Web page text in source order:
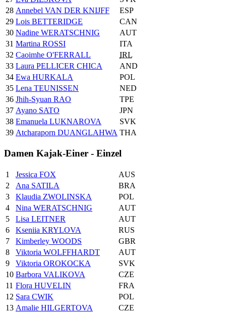
28 Annebel VAN DER KNIJFF
ESP
29 Lois BETTERIDGE
CAN
30 Nadine WERATSCHNIG
AUT
31 Martina ROSSI
ITA
32 Caoimhe O'FERRALL
IRL
33 Laura PELLICER CHICA
AND
34 Ewa HURKALA
POL
35 Lena TEUNISSEN
NED
36 Jhih-Syuan RAO
TPE
37 Ayano SATO
JPN
38 Emanuela LUKNAROVA
SVK
39 Atcharaporn DUANGLAHWA THA
Damen Kajak-Einer - Einzel
1 Jessica FOX
AUS
2
Ana SATILA
BRA
3
Klaudia ZWOLINSKA
POL
4
Nina WERATSCHNIG
AUT
5
Lisa LEITNER
AUT
6
Kseniia KRYLOVA
RUS
7
Kimberley WOODS
GBR
8
Viktoria WOLFFHARDT
AUT
9
Viktoria OROKOCKA
SVK
10 Barbora VALIKOVA
CZE
11 Flora HUVELIN
FRA
12 Sara CWIK
POL
13 Amalie HILGERTOVA
CZE